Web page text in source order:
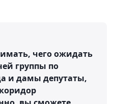
чего ожидать
группы по
и дамы депутаты,